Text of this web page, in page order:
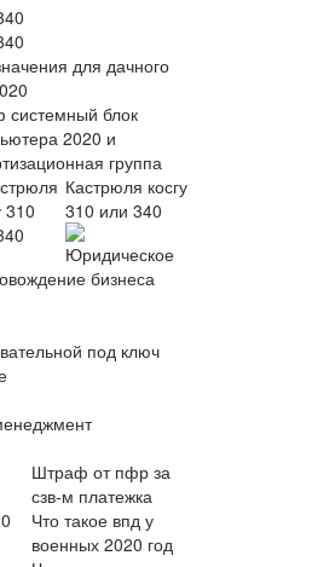
для дачного
системный блок
2020 и
группа
Кастрюля косгу
310 или 340
Юридическое
бизнеса
под ключ
Штраф от пфр за
сзв-м платежка
Что такое впд у
военных 2020 год